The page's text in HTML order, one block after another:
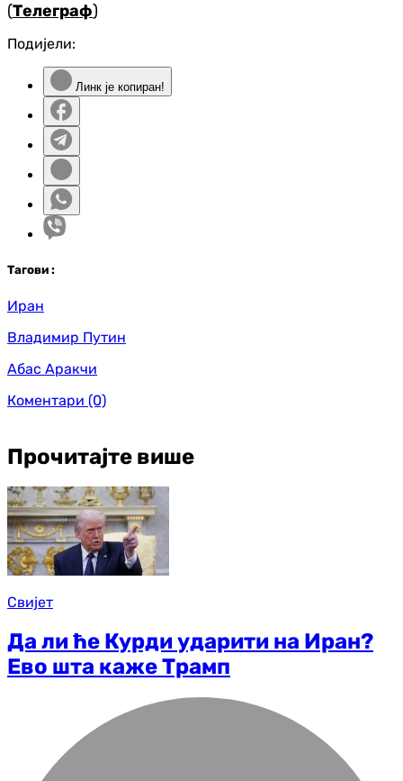
(Телеграф)
Подијели:
Линк је копиран!
Тагови :
Иран
Владимир Путин
Абас Аракчи
Коментари (0)
Прочитајте више
Свијет
Да ли ће Курди ударити на Иран?
Ево шта каже Трамп